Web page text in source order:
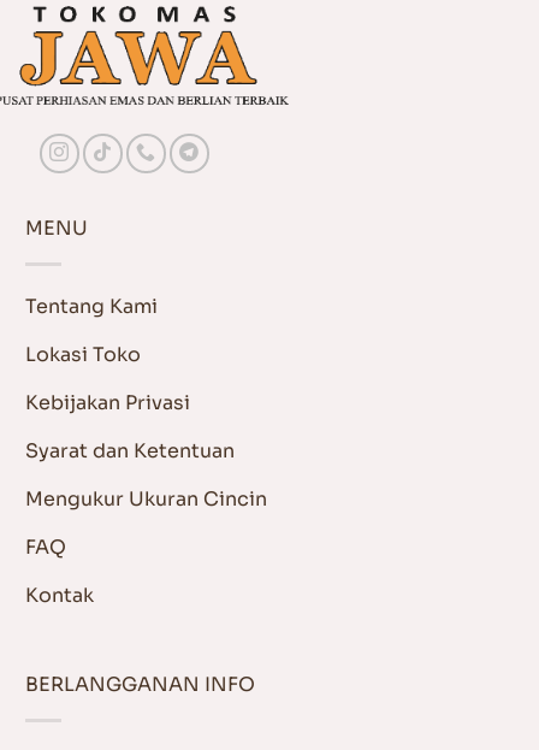
MENU
Tentang Kami
Lokasi Toko
Kebijakan Privasi
Syarat dan Ketentuan
Mengukur Ukuran Cincin
FAQ
Kontak
BERLANGGANAN INFO